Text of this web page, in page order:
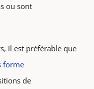
ou sont
il est préférable que
forme
de